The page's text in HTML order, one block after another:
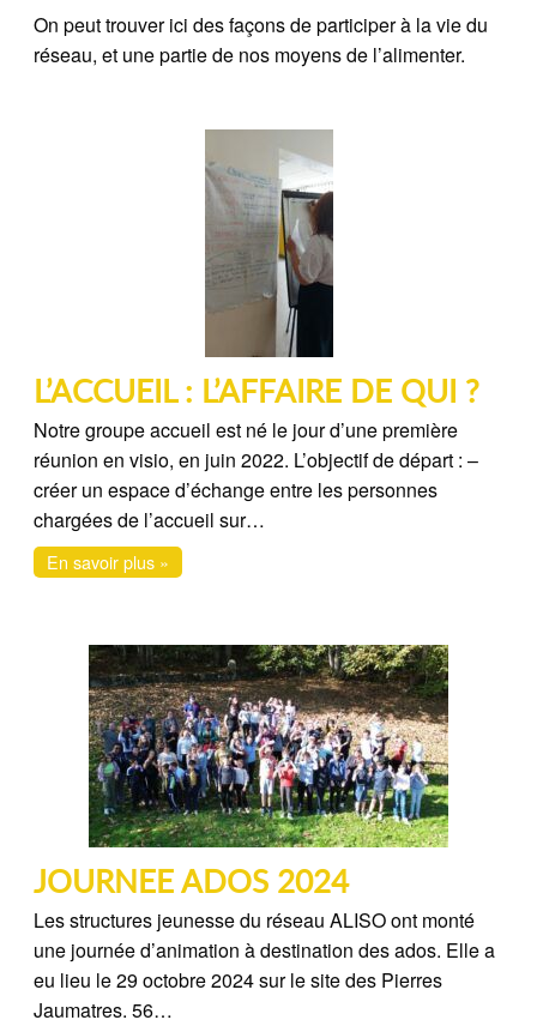
On peut trouver ici des façons de participer à la vie du
réseau, et une partie de nos moyens de l’alimenter.
L’ACCUEIL : L’AFFAIRE DE QUI ?
Notre groupe accueil est né le jour d’une première
réunion en visio, en juin 2022. L’objectif de départ : –
créer un espace d’échange entre les personnes
chargées de l’accueil sur…
En savoir plus »
JOURNEE ADOS 2024
Les structures jeunesse du réseau ALISO ont monté
une journée d’animation à destination des ados. Elle a
eu lieu le 29 octobre 2024 sur le site des Pierres
Jaumatres. 56…